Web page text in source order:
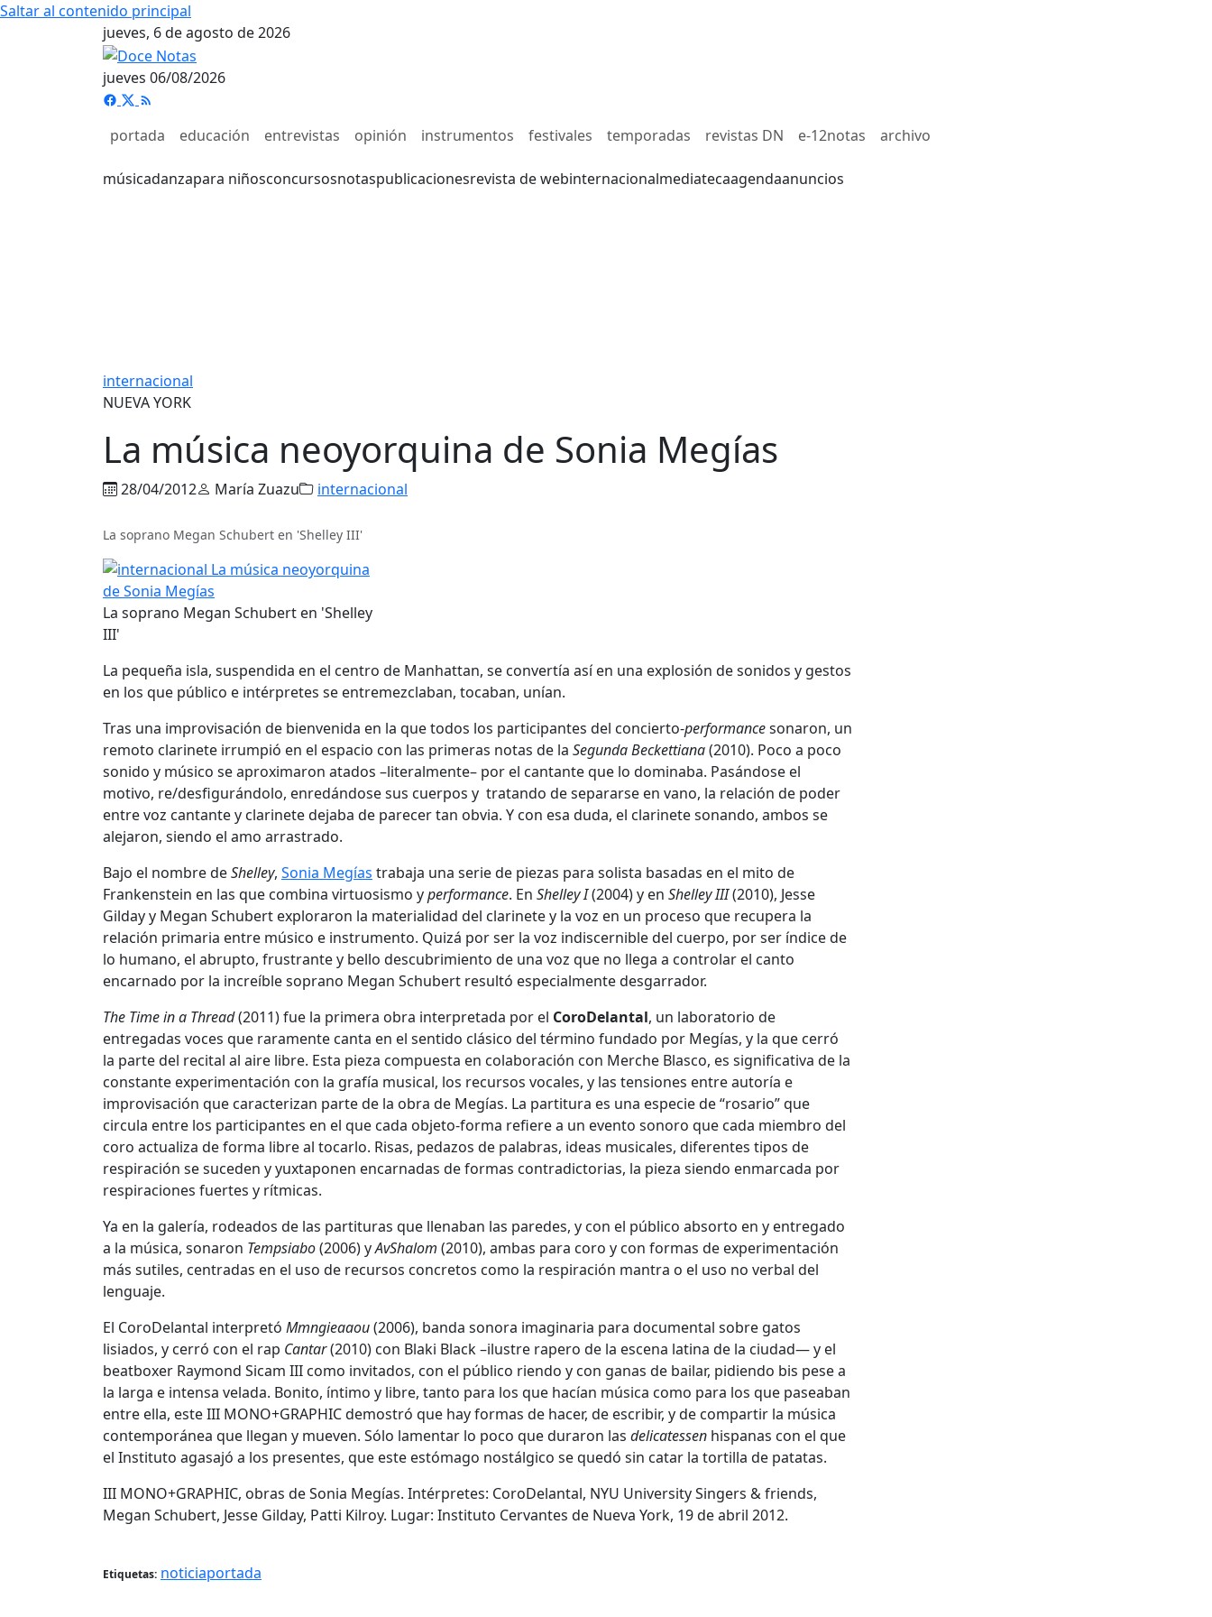
Saltar al contenido principal
jueves, 6 de agosto de 2026
jueves 06/08/2026
portada educación entrevistas opinión instrumentos festivales temporadas revistas DN e-12notas archivo
músicadanzapara niñosconcursosnotaspublicacionesrevista de webinternacionalmediatecaagendaanuncios
internacional
NUEVA YORK
La música neoyorquina de Sonia Megías
28/04/2012 María Zuazu internacional
La soprano Megan Schubert en 'Shelley III'
La soprano Megan Schubert en 'Shelley
III'
La pequeña isla, suspendida en el centro de Manhattan, se convertía así en una explosión de sonidos y gestos
en los que público e intérpretes se entremezclaban, tocaban, unían.
Tras una improvisación de bienvenida en la que todos los participantes del concierto-performancesonaron, un
remoto clarinete irrumpió en el espacio con las primeras notas de la Segunda Beckettiana(2010). Poco a poco
sonido y músico se aproximaron atados –literalmente– por el cantante que lo dominaba. Pasándose el
motivo, re/desfigurándolo, enredándose sus cuerpos y tratando de separarse en vano, la relación de poder
entre voz cantante y clarinete dejaba de parecer tan obvia. Y con esa duda, el clarinete sonando, ambos se
alejaron, siendo el amo arrastrado.
Bajo el nombre deShelley, Sonia Megías trabaja una serie de piezas para solista basadas en el mito de
Frankenstein en las que combina virtuosismo yperformance. En Shelley I(2004) y en Shelley III(2010), Jesse
Gilday y Megan Schubert exploraron la materialidad del clarinete y la voz en un proceso que recupera la
relación primaria entre músico e instrumento. Quizá por ser la voz indiscernible del cuerpo, por ser índice de
lo humano, el abrupto, frustrante y bello descubrimiento de una voz que no llega a controlar el canto
encarnado por la increíble soprano Megan Schubert resultó especialmente desgarrador.
The Time in a Thread(2011) fue la primera obra interpretada por el CoroDelantal, un laboratorio de
entregadas voces que raramente canta en el sentido clásico del término fundado por Megías, y la que cerró
la parte del recital al aire libre. Esta pieza compuesta en colaboración con Merche Blasco, es significativa de la
constante experimentación con la grafía musical, los recursos vocales, y las tensiones entre autoría e
improvisación que caracterizan parte de la obra de Megías. La partitura es una especie de “rosario” que
circula entre los participantes en el que cada objeto-forma refiere a un evento sonoro que cada miembro del
coro actualiza de forma libre al tocarlo. Risas, pedazos de palabras, ideas musicales, diferentes tipos de
respiración se suceden y yuxtaponen encarnadas de formas contradictorias, la pieza siendo enmarcada por
respiraciones fuertes y rítmicas.
Ya en la galería, rodeados de las partituras que llenaban las paredes, y con el público absorto en y entregado
a la música, sonaron Tempsiabo(2006) yAvShalom (2010), ambas para coro y con formas de experimentación
más sutiles, centradas en el uso de recursos concretos como la respiración mantra o el uso no verbal del
lenguaje.
El CoroDelantal interpretó Mmngieaaou(2006), banda sonora imaginaria para documental sobre gatos
lisiados, y cerró con el rap Cantar(2010) con Blaki Black –ilustre rapero de la escena latina de la ciudad— y el
beatboxer Raymond Sicam III como invitados, con el público riendo y con ganas de bailar, pidiendo bis pese a
la larga e intensa velada. Bonito, íntimo y libre, tanto para los que hacían música como para los que paseaban
entre ella, este III MONO+GRAPHIC demostró que hay formas de hacer, de escribir, y de compartir la música
contemporánea que llegan y mueven. Sólo lamentar lo poco que duraron las delicatessen hispanas con el que
el Instituto agasajó a los presentes, que este estómago nostálgico se quedó sin catar la tortilla de patatas.
III MONO+GRAPHIC, obras de Sonia Megías. Intérpretes: CoroDelantal, NYU University Singers & friends,
Megan Schubert, Jesse Gilday, Patti Kilroy. Lugar: Instituto Cervantes de Nueva York, 19 de abril 2012.
Etiquetas: noticiaportada